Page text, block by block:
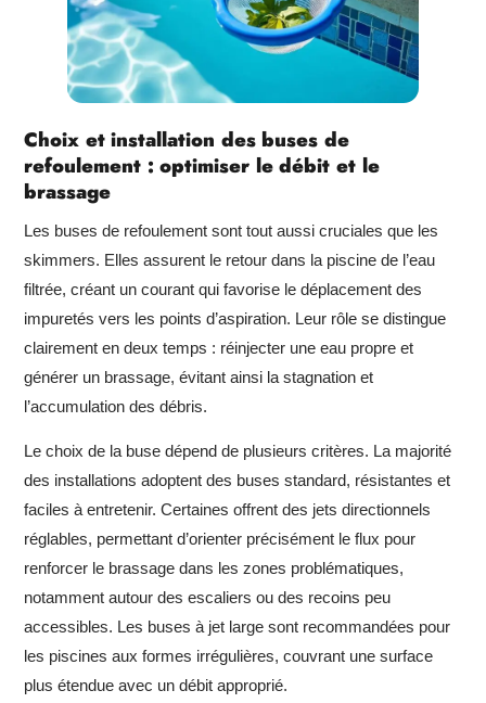
Choix et installation des buses de
refoulement : optimiser le débit et le
brassage
Les buses de refoulement sont tout aussi cruciales que les
skimmers. Elles assurent le retour dans la piscine de l’eau
filtrée, créant un courant qui favorise le déplacement des
impuretés vers les points d’aspiration. Leur rôle se distingue
clairement en deux temps : réinjecter une eau propre et
générer un brassage, évitant ainsi la stagnation et
l’accumulation des débris.
Le choix de la buse dépend de plusieurs critères. La majorité
des installations adoptent des buses standard, résistantes et
faciles à entretenir. Certaines offrent des jets directionnels
réglables, permettant d’orienter précisément le flux pour
renforcer le brassage dans les zones problématiques,
notamment autour des escaliers ou des recoins peu
accessibles. Les buses à jet large sont recommandées pour
les piscines aux formes irrégulières, couvrant une surface
plus étendue avec un débit approprié.